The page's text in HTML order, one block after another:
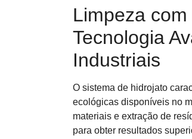
Limpeza
Tecnologia
Industriais
O sistema de hidrojato
ecológicas disponíveis no
materiais e extração de
para obter resultados